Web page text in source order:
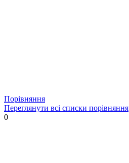
Порівняння
Переглянути всі списки порівняння
0